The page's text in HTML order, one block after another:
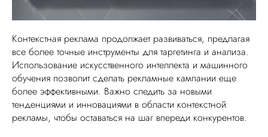
Контекстная реклама продолжает развиваться, предлагая
все более точные инструменты для таргетинга и анализа.
Использование искусственного интеллекта и машинного
обучения позволит сделать рекламные кампании еще
более эффективными. Важно следить за новыми
тенденциями и инновациями в области контекстной
рекламы, чтобы оставаться на шаг впереди конкурентов.